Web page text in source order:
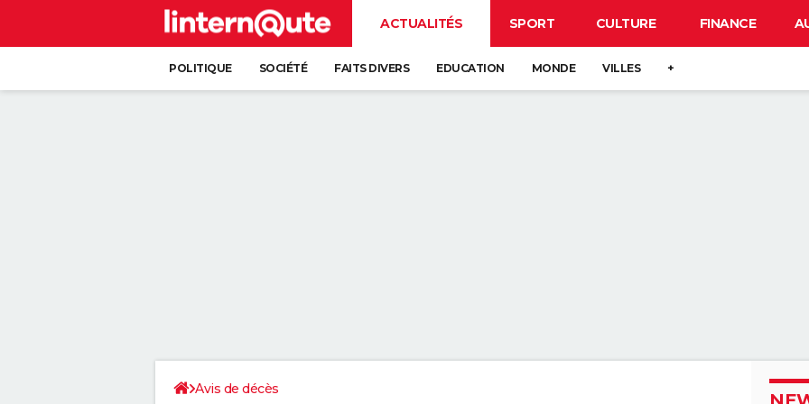
ACTUALITÉS SPORT CULTURE FINANCE
POLITIQUE SOCIÉTÉ FAITS DIVERS EDUCATION MONDE VILLES +
Avis de décès